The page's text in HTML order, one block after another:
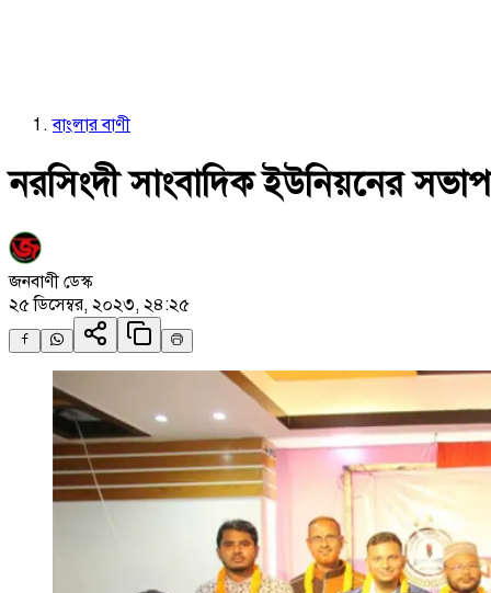
বাংলার বাণী
নরসিংদী সাংবাদিক ইউনিয়নের
জনবাণী ডেস্ক
২৫ ডিসেম্বর, ২০২৩, ২৪:২৫